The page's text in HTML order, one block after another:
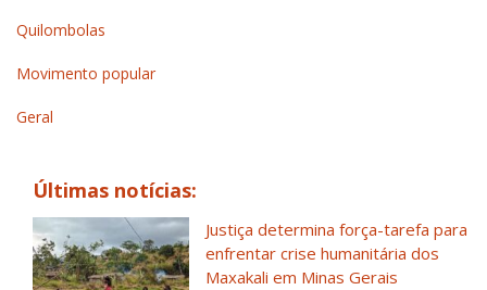
Quilombolas
Movimento popular
Geral
Últimas notícias:
Justiça determina força-tarefa para
enfrentar crise humanitária dos
Maxakali em Minas Gerais